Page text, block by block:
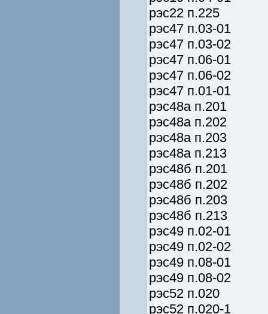
рэс22 п.225
рэс47 п.03-01
рэс47 п.03-02
рэс47 п.06-01
рэс47 п.06-02
рэс47 п.01-01
рэс48а п.201
рэс48а п.202
рэс48а п.203
рэс48а п.213
рэс48б п.201
рэс48б п.202
рэс48б п.203
рэс48б п.213
рэс49 п.02-01
рэс49 п.02-02
рэс49 п.08-01
рэс49 п.08-02
рэс52 п.020
рэс52 п.020-1